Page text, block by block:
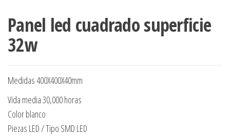
Panel led cuadrado superficie
32w
Medidas 400X400X40mm
Vida media 30,000 horas
Color blanco
Piezas LED / Tipo SMD LED